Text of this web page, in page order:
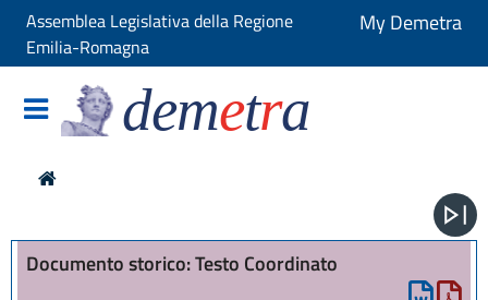
Assemblea Legislativa della Regione
Emilia-Romagna
My Demetra
demetra
Documento storico: Testo Coordinato